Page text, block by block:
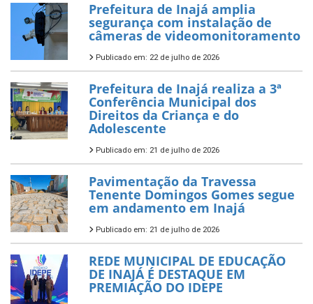
Prefeitura de Inajá amplia
segurança com instalação de
câmeras de videomonitoramento
Publicado em: 22 de julho de 2026
Prefeitura de Inajá realiza a 3ª
Conferência Municipal dos
Direitos da Criança e do
Adolescente
Publicado em: 21 de julho de 2026
Pavimentação da Travessa
Tenente Domingos Gomes segue
em andamento em Inajá
Publicado em: 21 de julho de 2026
REDE MUNICIPAL DE EDUCAÇÃO
DE INAJÁ É DESTAQUE EM
PREMIAÇÃO DO IDEPE